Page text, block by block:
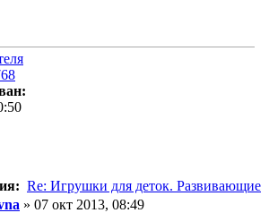
Re: Игрушки для деток. Развивающие
» 07 окт 2013, 08:49